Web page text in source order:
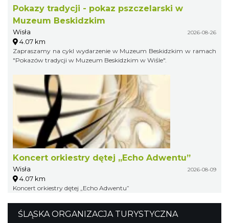
Pokazy tradycji - pokaz pszczelarski w
Muzeum Beskidzkim
Wisła 2026-08-26
4.07 km
Zapraszamy na cykl wydarzenie w Muzeum Beskidzkim w ramach
"Pokazów tradycji w Muzeum Beskidzkim w Wiśle".
Koncert orkiestry dętej „Echo Adwentu”
Wisła 2026-08-09
4.07 km
Koncert orkiestry dętej „Echo Adwentu”
ŚLĄSKA ORGANIZACJA TURYSTYCZNA